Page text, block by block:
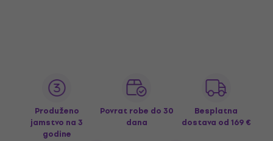
Produženo
jamstvo na 3
godine
Povrat robe do 30
dana
Besplatna
dostava od 169 €